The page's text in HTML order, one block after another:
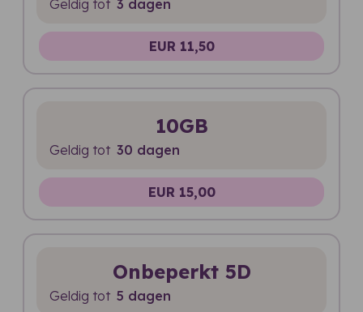
Geldig tot 3 dagen
EUR 11,50
10GB
Geldig tot 30 dagen
EUR 15,00
Onbeperkt 5D
Geldig tot 5 dagen